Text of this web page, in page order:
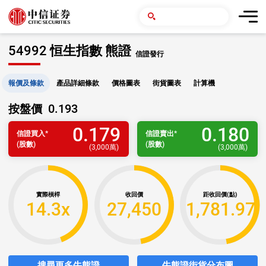
54992 恒生指數 熊證 信證發行
報價及條款 產品詳細條款 價格圖表 街貨圖表 計算機
按盤價 0.193
信證買入*
(股數)
0.179
(3,000萬)
信證賣出*
(股數)
0.180
(3,000萬)
實際槓桿
14.3x
收回價
27,450
距收回價(點)
1,781.97